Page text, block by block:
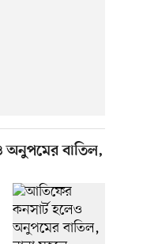
অনুপমের বাতিল,